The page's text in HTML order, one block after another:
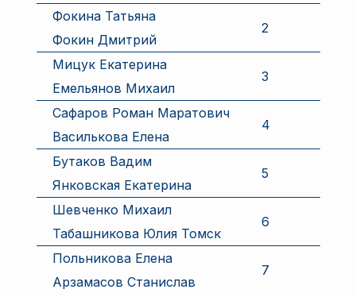
Фокина Татьяна
2
Фокин Дмитрий
Мицук Екатерина
3
Емельянов Михаил
Сафаров Роман Маратович
4
Василькова Елена
Бутаков Вадим
5
Янковская Екатерина
Шевченко Михаил
6
Табашникова Юлия Томск
Польникова Елена
7
Арзамасов Станислав